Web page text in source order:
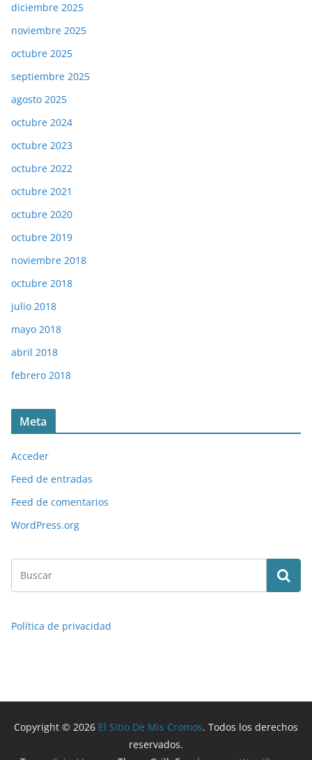
diciembre 2025
noviembre 2025
octubre 2025
septiembre 2025
agosto 2025
octubre 2024
octubre 2023
octubre 2022
octubre 2021
octubre 2020
octubre 2019
noviembre 2018
octubre 2018
julio 2018
mayo 2018
abril 2018
febrero 2018
Meta
Acceder
Feed de entradas
Feed de comentarios
WordPress.org
Política de privacidad
Copyright © 2026 El Sitio De Mis Cromos. Todos los derechos
reservados.